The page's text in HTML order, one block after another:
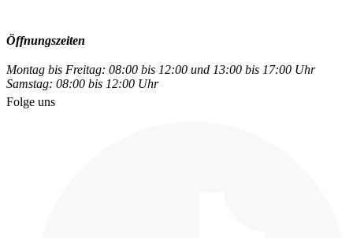
Öffnungszeiten
Montag bis Freitag: 08:00 bis 12:00 und 13:00 bis 17:00 Uhr
Samstag: 08:00 bis 12:00 Uhr
Folge uns